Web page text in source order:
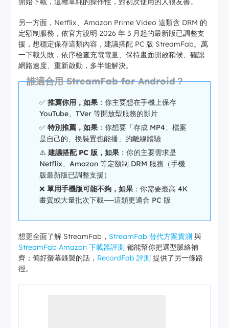
另一方面，Netflix、Amazon Prime Video 這類含 DRM 的
定額制服務，依官方說明 2026 年 3 月起的最新版已調整支
援，想穩定保存這類內容，建議搭配 PC 版 StreamFab。萬
一下載失敗，依序檢查充電電量、保持畫面開啟稍候、確認
網路速度、重新啟動，多半能解決。
誰適合用 StreamFab for Android？
✅推薦你用，如果 ：你主要想在手機上保存
YouTube、TVer 等開放型服務的影片
✅特別推薦，如果 ：你想要「存成 MP4、檔案
是自己的、換裝置也能播」的離線體驗
⚠️建議搭配 PC 版，如果 ：你的主要需求是
Netflix、Amazon 等定額制 DRM 服務（手機
版最新版已調整支援）
❌單用手機版可能不夠，如果 ：你需要最高 4K
畫質或大量批次下載──這類更適合 PC 版
想更全面了解 StreamFab， StreamFab 替代方案實測 與
StreamFab Amazon 下載器評測 都能幫你把選型脈絡補
齊；偏好螢幕錄製的話， RecordFab 評測 提供了另一條路
徑。